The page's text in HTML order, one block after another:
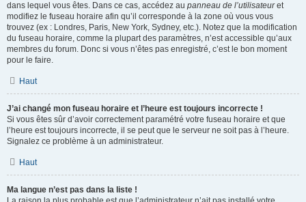
dans lequel vous êtes. Dans ce cas, accédez au panneau de l’utilisateuret
modifiez le fuseau horaire afin qu’il corresponde à la zone où vous vous
trouvez (ex : Londres, Paris, New York, Sydney, etc.). Notez que la modification
du fuseau horaire, comme la plupart des paramètres, n’est accessible qu’aux
membres du forum. Donc si vous n’êtes pas enregistré, c’est le bon moment
pour le faire.
Haut
J’ai changé mon fuseau horaire et l’heure est toujours incorrecte !
Si vous êtes sûr d’avoir correctement paramétré votre fuseau horaire et que
l’heure est toujours incorrecte, il se peut que le serveur ne soit pas à l’heure.
Signalez ce problème à un administrateur.
Haut
Ma langue n’est pas dans la liste !